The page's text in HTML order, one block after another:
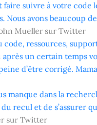
faire suivre à votre code
Nous avons beaucoup de
Mueller sur Twitter
code, ressources,
un certain temps
d’être corrigé.
manque dans la
recul et de s’assurer
sur Twitter